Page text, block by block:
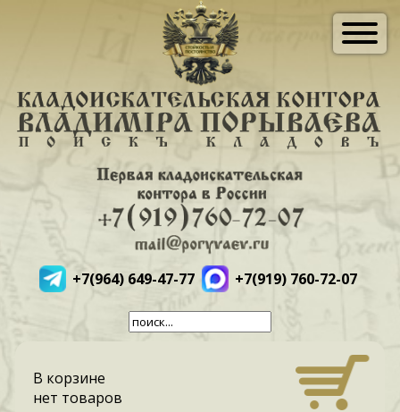
+7(964) 649-47-77 +7(919) 760-72-07
В корзине
нет товаров